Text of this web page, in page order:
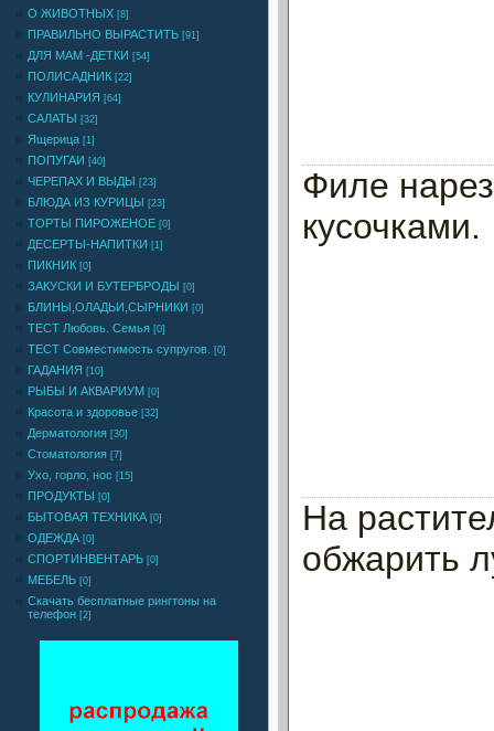
О ЖИВОТНЫХ [8]
ПРАВИЛЬНО ВЫРАСТИТЬ [91]
ДЛЯ МАМ -ДЕТКИ [54]
ПОЛИСАДНИК [22]
КУЛИНАРИЯ [64]
САЛАТЫ [32]
Ящерица [1]
ПОПУГАИ [40]
ЧЕРЕПАХ И ВЫДЫ [23]
БЛЮДА ИЗ КУРИЦЫ [23]
ТОРТЫ ПИРОЖЕНОЕ [0]
ДЕСЕРТЫ-НАПИТКИ [1]
ПИКНИК [0]
ЗАКУСКИ И БУТЕРБРОДЫ [0]
БЛИНЫ,ОЛАДЬИ,СЫРНИКИ [0]
ТЕСТ Любовь. Семья [0]
ТЕСТ Совместимость супругов. [0]
ГАДАНИЯ [10]
РЫБЫ И АКВАРИУМ [0]
Красота и здоровье [32]
Дерматология [30]
Стоматология [7]
Ухо, горло, нос [15]
ПРОДУКТЫ [0]
БЫТОВАЯ ТЕХНИКА [0]
ОДЕЖДА [0]
СПОРТИНВЕНТАРЬ [0]
МЕБЕЛЬ [0]
Cкачать бесплатные рингтоны на
телефон [2]
Филе
кусочками.
На
обжарить